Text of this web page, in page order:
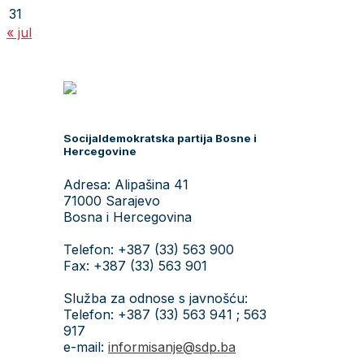
31
« jul
Socijaldemokratska partija Bosne i
Hercegovine
Adresa: Alipašina 41
71000 Sarajevo
Bosna i Hercegovina
Telefon: +387 (33) 563 900
Fax: +387 (33) 563 901
Služba za odnose s javnošću:
Telefon: +387 (33) 563 941 ; 563
917
e-mail: informisanje@sdp.ba